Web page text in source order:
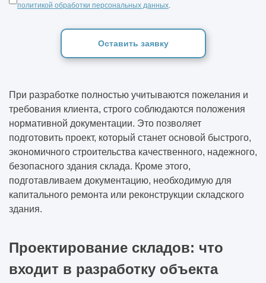
политикой обработки персональных данных
Оставить заявку
При разработке полностью учитываются пожелания и
требования клиента, строго соблюдаются положения
нормативной документации. Это позволяет
подготовить проект, который станет основой быстрого,
экономичного строительства качественного, надежного,
безопасного здания склада. Кроме этого,
подготавливаем документацию, необходимую для
капитального ремонта или реконструкции складского
здания.
Проектирование складов: что
входит в разработку объекта